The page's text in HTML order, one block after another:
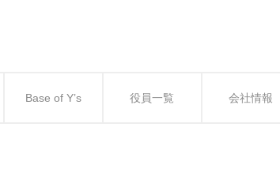
Base of Y’s 役員一覧 会社情報